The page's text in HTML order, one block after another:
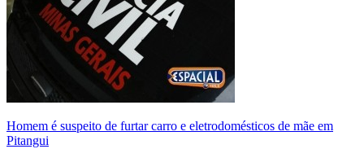
Homem é suspeito de furtar carro e eletrodomésticos de mãe em
Pitangui